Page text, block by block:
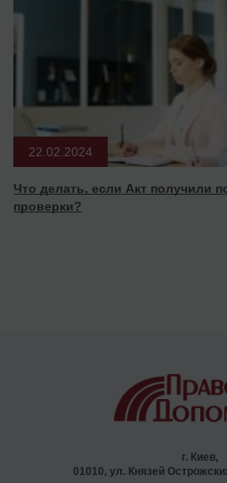
22.02.2024
Что делать, если Акт получили
проверки?
г. Киев,
01010, ул. Князей